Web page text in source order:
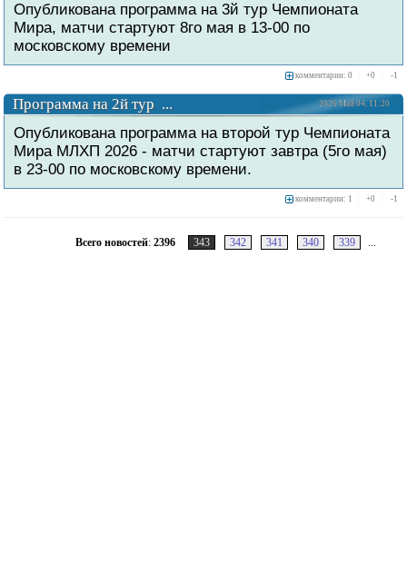
Опубликована программа на 3й тур Чемпионата
Мира, матчи стартуют 8го мая в 13-00 по
московскому времени
комментарии: 0 +0 -1
2026 Май 04, 11:20
Программа на 2й тур ...
Опубликована программа на второй тур Чемпионата
Мира МЛХП 2026 - матчи стартуют завтра (5го мая)
в 23-00 по московскому времени.
комментарии: 1 +0 -1
Всего новостей: 2396 343 342 341 340 339 ...